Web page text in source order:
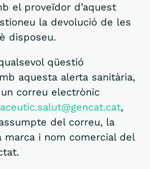
el proveïdor d’aquest
la devolució de les
disposeu.
qüestió
aquesta alerta sanitària,
correu electrònic
,
del correu, la
marca i nom comercial del